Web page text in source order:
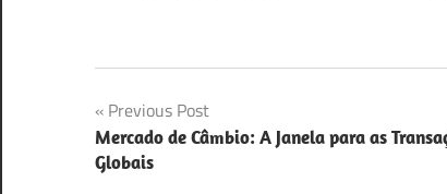
Navegação
de
Previous Post
Mercado de Câmbio: A Janela para as
Globais